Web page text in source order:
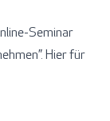
Seminar
Hier für